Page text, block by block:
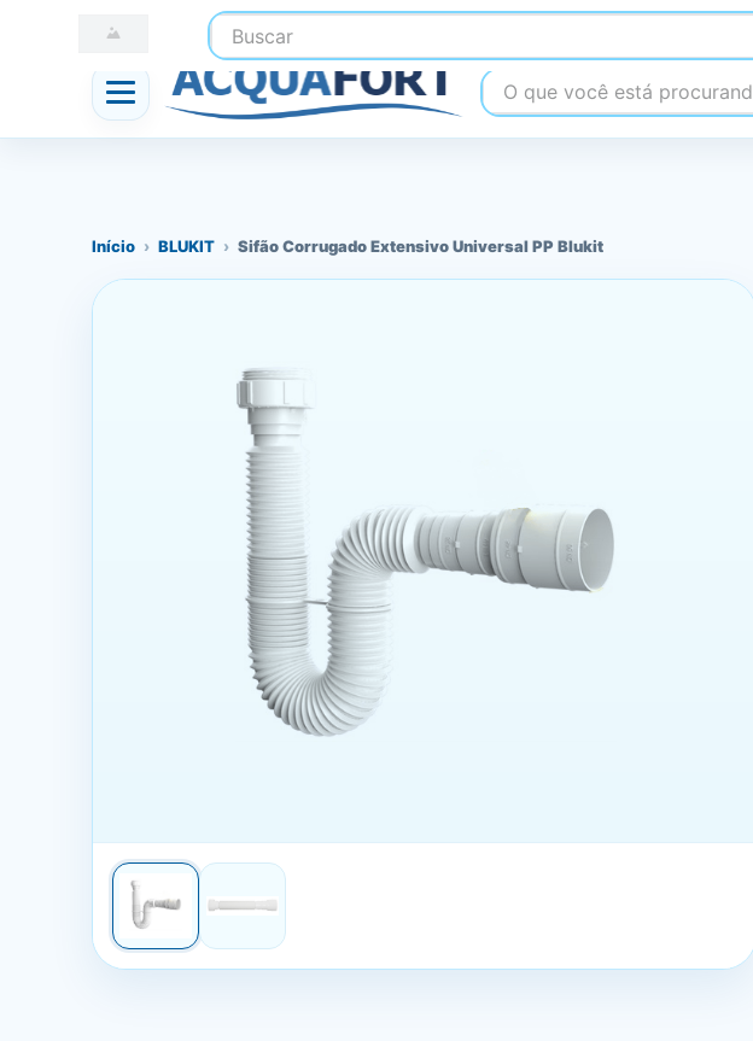
Buscar
☎ (41) 3247-1199
O que você está procurando?
Início › BLUKIT › Sifão Corrugado Extensivo Universal PP Blukit